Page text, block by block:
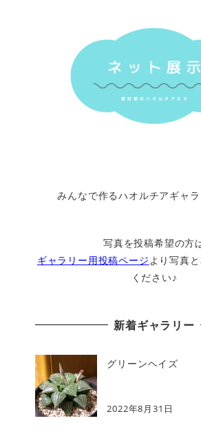
みんなで作るハオルチアギャラ
写真を投稿希望の方
ギャラリー用投稿ページ より写真
ください♪
新着ギャラリー
グリーンヘイズ
2022年8月31日